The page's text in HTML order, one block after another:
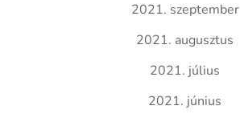
2021. szeptember
2021. augusztus
2021. július
2021. június